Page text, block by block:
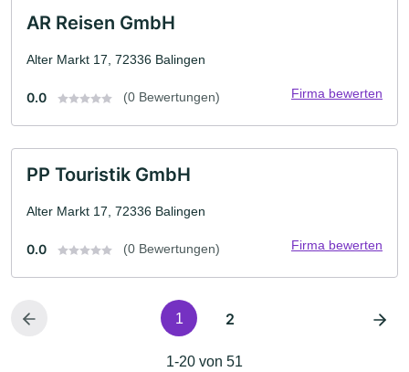
AR Reisen GmbH
Alter Markt 17, 72336 Balingen
0.0 (0 Bewertungen) Firma bewerten
PP Touristik GmbH
Alter Markt 17, 72336 Balingen
0.0 (0 Bewertungen) Firma bewerten
1 2
1-20 von 51